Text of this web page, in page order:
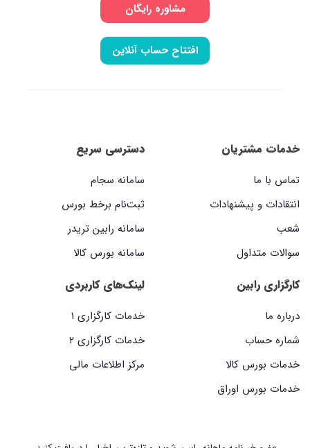
مشاوره رایگان
افتتاح حساب آنلاین
خدمات مشتریان
تماس با ما
انتقادات و پیشنهادات
شعب
سوالات متداول
دسترسی سریع
سامانه سجام
ثبت‌نام برخط بورس
سامانه رابین تریدر
سامانه بورس کالا
کارگزاری رابین
درباره ما
شماره حساب
خدمات بورس کالا
خدمات بورس اوراق
لینک‌های کاربردی
خدمات کارگزاری ۱
خدمات کارگزاری ۲
مرکز اطلاعات مالی